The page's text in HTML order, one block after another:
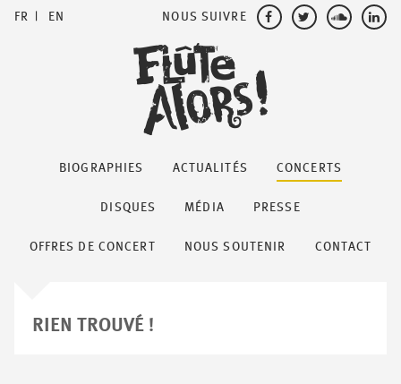
FR EN NOUS SUIVRE
BIOGRAPHIES ACTUALITÉS CONCERTS
DISQUES MÉDIA PRESSE
OFFRES DE CONCERT NOUS SOUTENIR CONTACT
RIEN TROUVÉ !